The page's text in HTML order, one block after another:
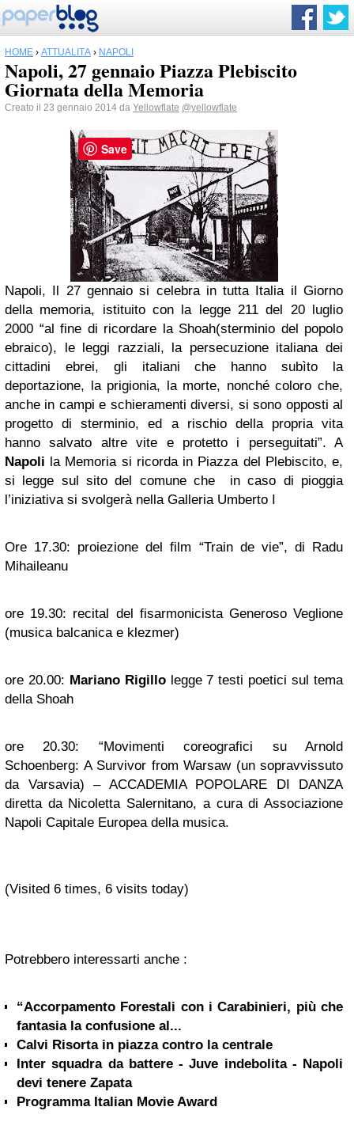
HOME › ATTUALITÀ › NAPOLI
Napoli, 27 gennaio Piazza Plebiscito
Giornata della Memoria
Creato il 23 gennaio 2014 da Yellowflate @yellowflate
Napoli, Il 27 gennaio si celebra in tutta Italia il Giorno
della memoria, istituito con la legge 211 del 20 luglio
2000 “al fine di ricordare la Shoah(sterminio del popolo
ebraico), le leggi razziali, la persecuzione italiana dei
cittadini ebrei, gli italiani che hanno subìto la
deportazione, la prigionia, la morte, nonché coloro che,
anche in campi e schieramenti diversi, si sono opposti al
progetto di sterminio, ed a rischio della propria vita
hanno salvato altre vite e protetto i perseguitati”. A
Napoli la Memoria si ricorda in Piazza del Plebiscito, e,
si legge sul sito del comune che in caso di pioggia
l’iniziativa si svolgerà nella Galleria Umberto I
Ore 17.30: proiezione del film “Train de vie”, di Radu
Mihaileanu
ore 19.30: recital del fisarmonicista Generoso Veglione
(musica balcanica e klezmer)
ore 20.00: Mariano Rigillolegge 7 testi poetici sul tema
della Shoah
ore 20.30: “Movimenti coreografici su Arnold
Schoenberg: A Survivor from Warsaw (un sopravvissuto
da Varsavia) – ACCADEMIA POPOLARE DI DANZA
diretta da Nicoletta Salernitano, a cura di Associazione
Napoli Capitale Europea della musica.
(Visited 6 times, 6 visits today)
Potrebbero interessarti anche :
“Accorpamento Forestali con i Carabinieri, più che
fantasia la confusione al...
Calvi Risorta in piazza contro la centrale
Inter squadra da battere - Juve indebolita - Napoli
devi tenere Zapata
Programma Italian Movie Award
Save